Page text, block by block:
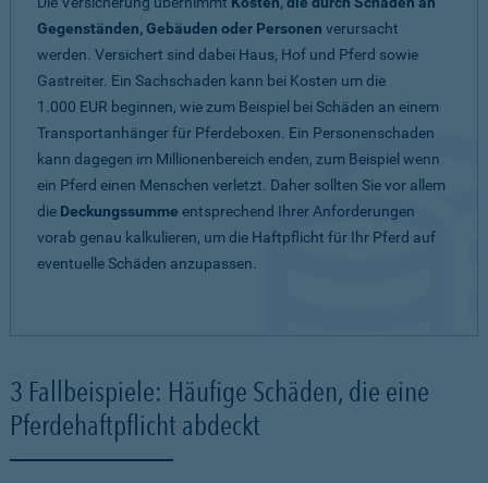
Gegenständen, Gebäuden oder Personen verursacht
werden. Versichert sind dabei Haus, Hof und Pferd sowie
Gastreiter. Ein Sachschaden kann bei Kosten um die
1.000 EUR beginnen, wie zum Beispiel bei Schäden an einem
Transportanhänger für Pferdeboxen. Ein Personenschaden
kann dagegen im Millionenbereich enden, zum Beispiel wenn
ein Pferd einen Menschen verletzt. Daher sollten Sie vor allem
die Deckungssumme entsprechend Ihrer Anforderungen
vorab genau kalkulieren, um die Haftpflicht für Ihr Pferd auf
eventuelle Schäden anzupassen.
3 Fallbeispiele: Häufige Schäden, die eine
Pferdehaftpflicht abdeckt